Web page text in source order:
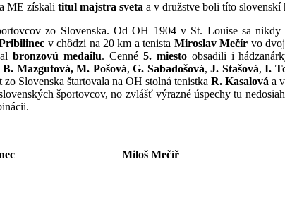
ME získali titul majstra sveta a v družstve boli títo slovenskí
zo Slovenska. Od OH 1904 v St. Louise sa
v chôdzi na 20 km a tenista Miroslav Mečír vo
bronzovú medailu. Cenné 5. miestoobsadili i
B. Mazgutová, M. Pošová,G. Sabadošová,J. Stašová,I.
zo Slovenska štartovala na OH stolná tenistka R. Kasalová a
športovcov, no zvlášť výrazné úspechy tu
Miloš Mečíř